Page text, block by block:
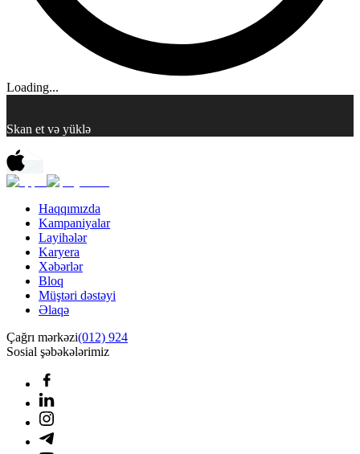
Loading...
Skan et və yüklə
Haqqımızda
Kampaniyalar
Layihələr
Karyera
Xəbərlər
Bloq
Müştəri dəstəyi
Əlaqə
Çağrı mərkəzi(012) 924
Sosial şəbəkələrimiz